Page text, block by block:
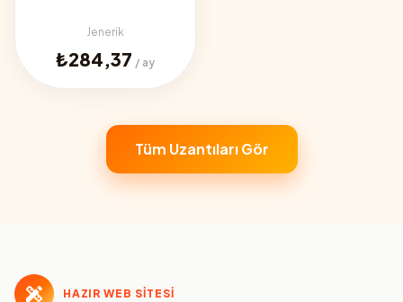
Jenerik
₺284,37 / ay
Tüm Uzantıları Gör
HAZIR WEB SİTESİ